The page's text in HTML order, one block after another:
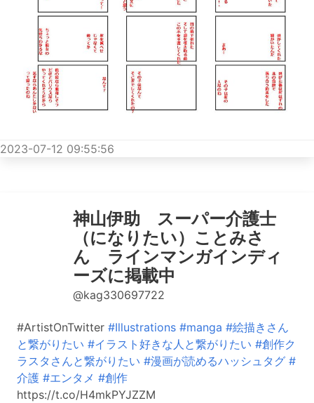
2023-07-12 09:55:56
神山伊助 スーパー介護士
（になりたい）ことみさ
ん ラインマンガインディ
ーズに掲載中
@kag330697722
#ArtistOnTwitter #Illustrations #manga #絵描きさん
と繋がりたい #イラスト好きな人と繋がりたい #創作ク
ラスタさんと繋がりたい #漫画が読めるハッシュタグ #
介護 #エンタメ #創作
https://t.co/H4mkPYJZZM